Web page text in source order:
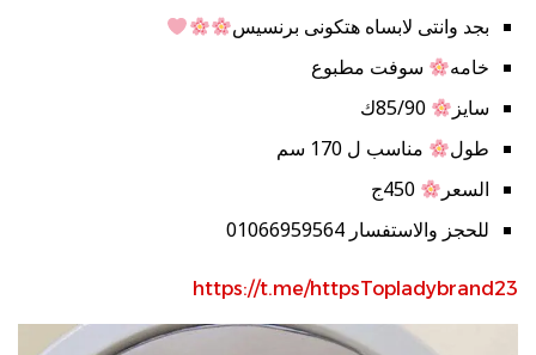
بجد وانتى لابساه هتكونى برنسيس
خامه
سوفت مطبوع
سايز
85/90ك
طول
مناسب ل 170 سم
السعر
450ج
للحجز والاستفسار 01066959564
https://t.me/httpsTopladybrand23